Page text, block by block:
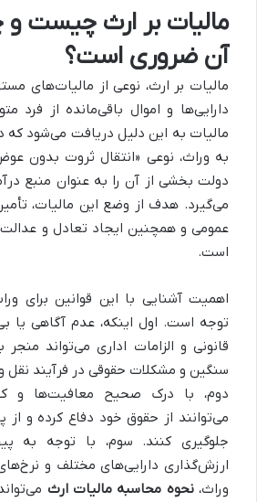
مالیات بر ارث چیست و
آن ضروری است؟
مالیات بر ارث، نوعی از مالیات‌های
دارایی‌ها و اموال باقی‌مانده از فرد
مالیات به این دلیل دریافت می‌شود که
به وراث، نوعی «انتقال ثروت بدون
دولت بخشی از آن را به عنوان منبع
می‌گیرد. هدف از وضع این مالیات،
عمومی و همچنین ایجاد تعادل و
است.
اهمیت آشنایی با این قوانین برای
توجه است. اول اینکه، عدم آگاهی یا
قانونی و الزامات اداری می‌تواند
سنگین و مشکلات حقوقی در فرآیند نقل و
دوم، با درک صحیح معافیت‌ها و
می‌توانند از حقوق خود دفاع کرده و از
جلوگیری کنند. سوم، با توجه به
ارزش‌گذاری دارایی‌های مختلف و
وراث،نحوه محاسبه مالیات ارث